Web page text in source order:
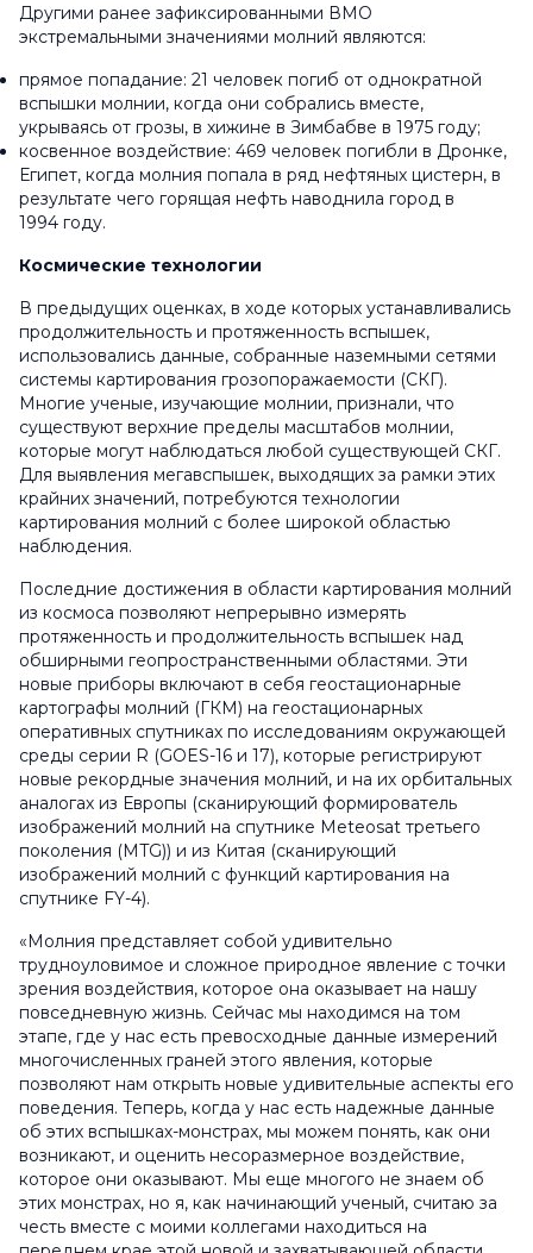
Другими ранее зафиксированными ВМО
экстремальными значениями молний являются:
прямое попадание: 21 человек погиб от однократной
вспышки молнии, когда они собрались вместе,
укрываясь от грозы, в хижине в Зимбабве в 1975 году;
косвенное воздействие: 469 человек погибли в Дронке,
Египет, когда молния попала в ряд нефтяных цистерн, в
результате чего горящая нефть наводнила город в
1994 году.
Космические технологии
В предыдущих оценках, в ходе которых устанавливались
продолжительность и протяженность вспышек,
использовались данные, собранные наземными сетями
системы картирования грозопоражаемости (СКГ).
Многие ученые, изучающие молнии, признали, что
существуют верхние пределы масштабов молнии,
которые могут наблюдаться любой существующей СКГ.
Для выявления мегавспышек, выходящих за рамки этих
крайних значений, потребуются технологии
картирования молний с более широкой областью
наблюдения.
Последние достижения в области картирования молний
из космоса позволяют непрерывно измерять
протяженность и продолжительность вспышек над
обширными геопространственными областями. Эти
новые приборы включают в себя геостационарные
картографы молний (ГКМ) на геостационарных
оперативных спутниках по исследованиям окружающей
среды серии R (GOES-16 и 17), которые регистрируют
новые рекордные значения молний, и на их орбитальных
аналогах из Европы (сканирующий формирователь
изображений молний на спутнике Meteosat третьего
поколения (MTG)) и из Китая (сканирующий
изображений молний с функций картирования на
спутнике FY-4).
«Молния представляет собой удивительно
трудноуловимое и сложное природное явление с точки
зрения воздействия, которое она оказывает на нашу
повседневную жизнь. Сейчас мы находимся на том
этапе, где у нас есть превосходные данные измерений
многочисленных граней этого явления, которые
позволяют нам открыть новые удивительные аспекты его
поведения. Теперь, когда у нас есть надежные данные
об этих вспышках-монстрах, мы можем понять, как они
возникают, и оценить несоразмерное воздействие,
которое они оказывают. Мы еще многого не знаем об
этих монстрах, но я, как начинающий ученый, считаю за
честь вместе с моими коллегами находиться на